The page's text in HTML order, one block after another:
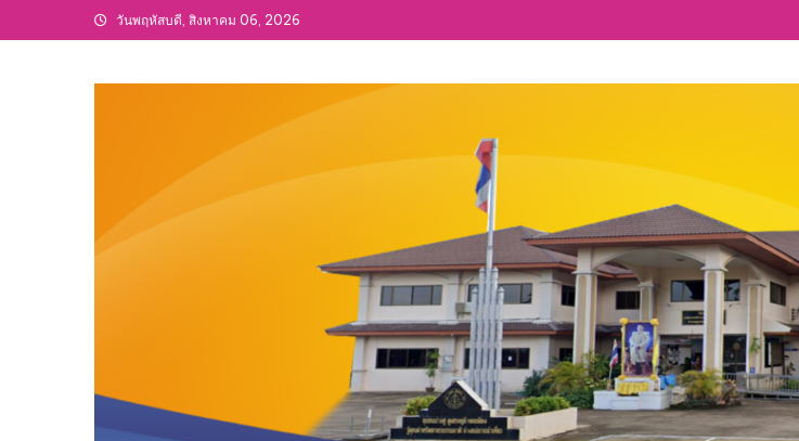
to
วันพฤหัสบดี, สิงหาคม 06, 2026